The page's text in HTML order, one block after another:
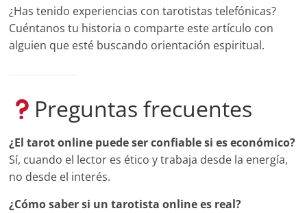
¿Has tenido experiencias con tarotistas telefónicas?
Cuéntanos tu historia o comparte este artículo con
alguien que esté buscando orientación espiritual.
Preguntas frecuentes
¿El tarot online puede ser confiable si es económico?
Sí, cuando el lector es ético y trabaja desde la energía,
no desde el interés.
¿Cómo saber si un tarotista online es real?